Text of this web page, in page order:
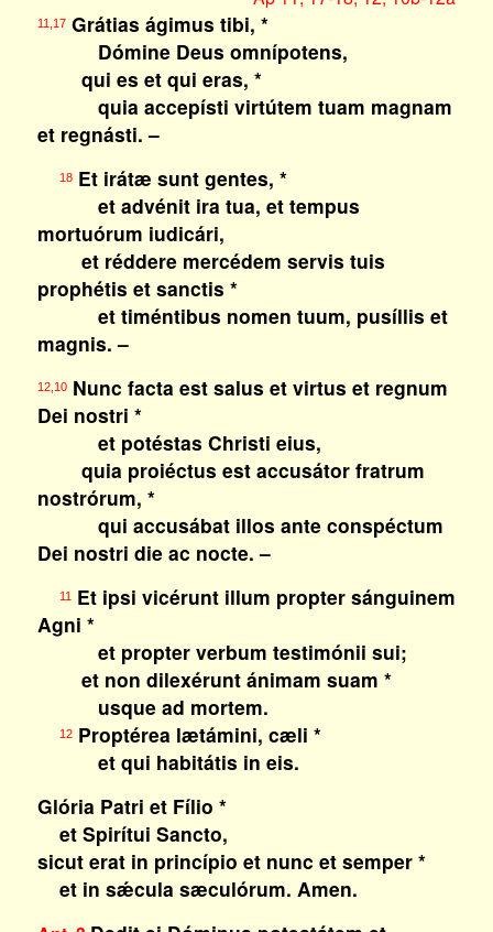
11,17Grátias ágimus tibi, *
Dómine Deus omnípotens,
qui es et qui eras, *
quia accepísti virtútem tuam magnam
et regnásti. –
18Et irátæ sunt gentes, *
et advénit ira tua, et tempus
mortuórum iudicári,
et réddere mercédem servis tuis
prophétis et sanctis *
et timéntibus nomen tuum, pusíllis et
magnis. –
12,10Nunc facta est salus et virtus et regnum
Dei nostri *
et potéstas Christi eius,
quia proiéctus est accusátor fratrum
nostrórum, *
qui accusábat illos ante conspéctum
Dei nostri die ac nocte. –
11Et ipsi vicérunt illum propter sánguinem
Agni *
et propter verbum testimónii sui;
et non dilexérunt ánimam suam *
usque ad mortem.
12Proptérea lætámini, cæli *
et qui habitátis in eis.
Glória Patri et Fílio *
et Spirítui Sancto,
sicut erat in princípio et nunc et semper *
et in sǽcula sæculórum. Amen.